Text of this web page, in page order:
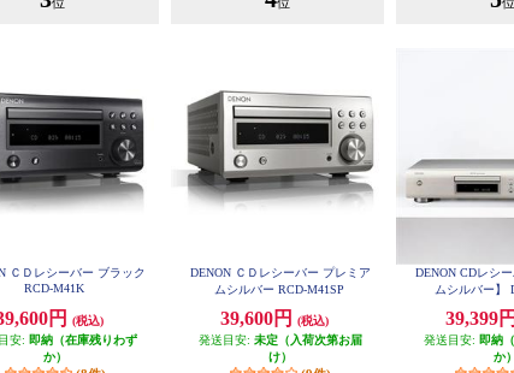
ＣＤレシーバー ブラック
RCD-M41K
円
(税込)
安: 即納（在庫残りわず
か）
DENON ＣＤレシーバー プレミア
ムシルバー RCD-M41SP
39,600円
(税込)
発送目安: 未定（入荷次第お届
け）
DENON CDレシ
ムシルバー】
39,399円
発送目安: 即納
か）